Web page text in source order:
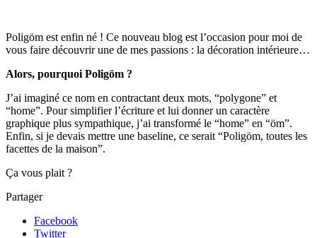
Poligöm est enfin né ! Ce nouveau blog est l’occasion pour moi de
vous faire découvrir une de mes passions : la décoration intérieure…
Alors, pourquoi Poligöm ?
J’ai imaginé ce nom en contractant deux mots, “polygone” et
“home”. Pour simplifier l’écriture et lui donner un caractère
graphique plus sympathique, j’ai transformé le “home” en “öm”.
Enfin, si je devais mettre une baseline, ce serait “Poligöm, toutes les
facettes de la maison”.
Ça vous plait ?
Partager
Facebook
Twitter